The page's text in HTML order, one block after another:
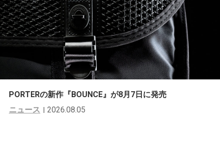
PORTERの新作『BOUNCE』が8月7日に発売
ニュース
2026.08.05